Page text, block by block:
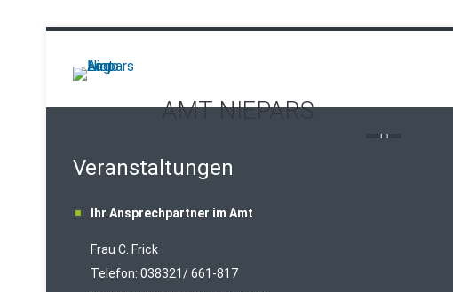
AMT NIEPARS
Veranstaltungen
Ihr Ansprechpartner im Amt
Frau C. Frick
Telefon: 038321/ 661-817